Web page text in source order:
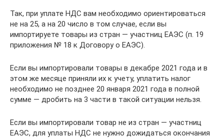
Так, при уплате НДС вам необходимо ориентироваться
не на 25, а на 20 число в том случае, если вы
импортируете товары из стран — участниц ЕАЭС (п. 19
приложения № 18 к Договору о ЕАЭС).
Если вы импортировали товары в декабре 2021 года и в
этом же месяце приняли их к учету, уплатить налог
необходимо не позднее 20 января 2021 года в полной
сумме — дробить на 3 части в такой ситуации нельзя.
Если вы импортировали товар не из стран — участниц
ЕАЭС, для уплаты НДС не нужно дожидаться окончания